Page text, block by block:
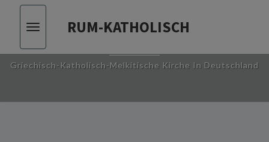
RUM-KATHOLISCH
Toggle
RUM-KATHOLISCH
Griechisch-Katholisch-Melkitische Kirche In Deutschland